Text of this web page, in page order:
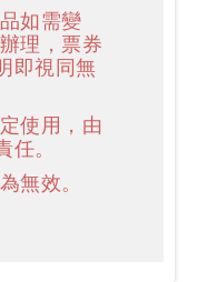
如需變
理，票券
即視同無
使用，由
任。
無效。